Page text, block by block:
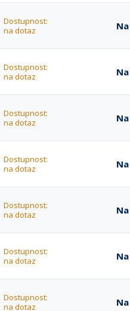
Dostupnost:
na dotaz
Dostupnost:
na dotaz
Dostupnost:
na dotaz
Dostupnost:
na dotaz
Dostupnost:
na dotaz
Dostupnost:
na dotaz
Dostupnost:
na dotaz